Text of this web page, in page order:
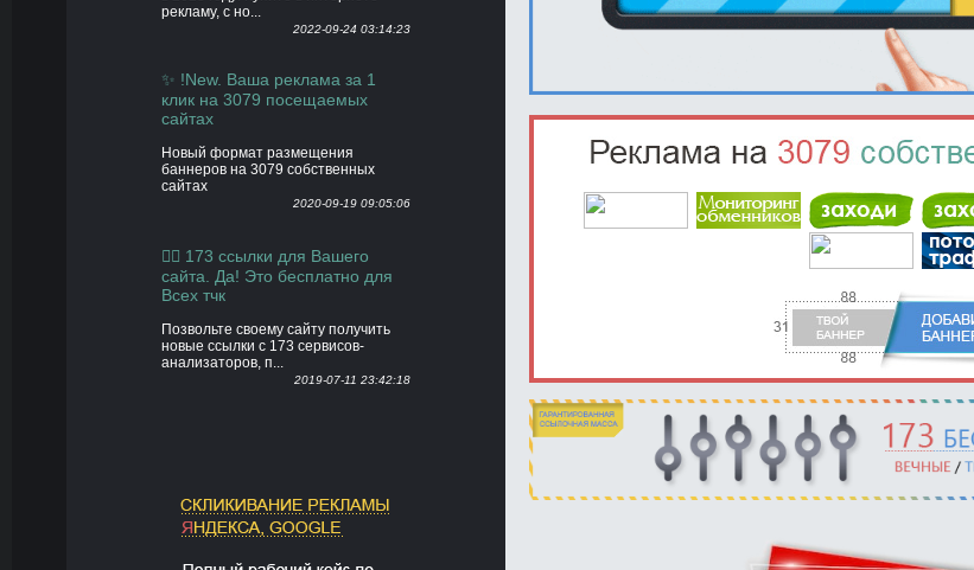
рекламу, с но...
2022-09-24 03:14:23
✨ !New. Ваша реклама за 1
клик на 3079 посещаемых
сайтах
Новый формат размещения
баннеров на 3079 собственных
сайтах
2020-09-19 09:05:06
👍🏻 173 ссылки для Вашего
сайта. Да! Это бесплатно для
Всех тчк
Позвольте своему сайту получить
новые ссылки с 173 сервисов-
анализаторов, п...
2019-07-11 23:42:18